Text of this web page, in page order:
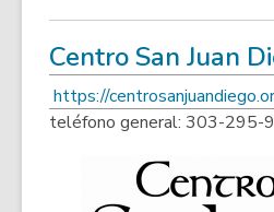
Centro San Juan
https://
teléfono general: 303-295-